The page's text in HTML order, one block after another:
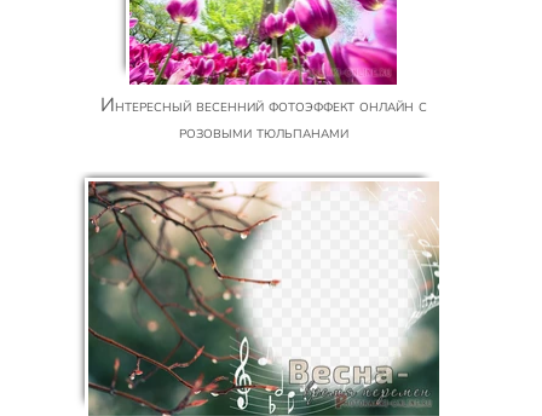
Интересный весенний фотоэффект онлайн с
розовыми тюльпанами